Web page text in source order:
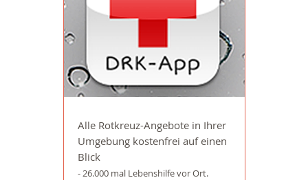
Alle Rotkreuz-Angebote in Ihrer
Umgebung kostenfrei auf einen
Blick
- 26.000 mal Lebenshilfe vor Ort.